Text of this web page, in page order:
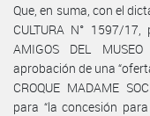
Que, en suma, con el
CULTURA N° 1597/
AMIGOS DEL
aprobación de una
CROQUE MADAME
para “la concesión